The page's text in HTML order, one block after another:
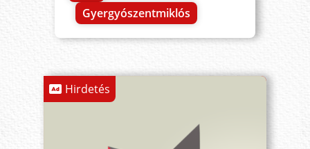
Gyergyószentmiklós
Hirdetés